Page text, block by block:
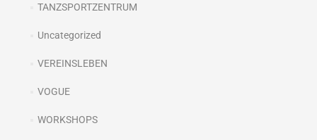
TANZSPORTZENTRUM
Uncategorized
VEREINSLEBEN
VOGUE
WORKSHOPS